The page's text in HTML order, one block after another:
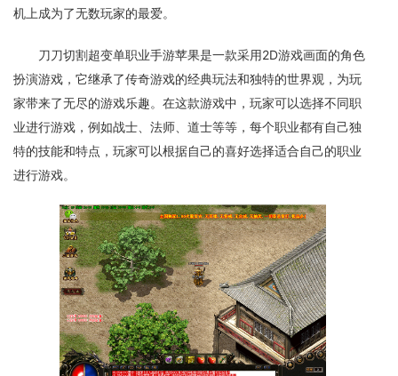
机上成为了无数玩家的最爱。
刀刀切割超变单职业手游苹果是一款采用2D游戏画面的角色
扮演游戏，它继承了传奇游戏的经典玩法和独特的世界观，为玩
家带来了无尽的游戏乐趣。在这款游戏中，玩家可以选择不同职
业进行游戏，例如战士、法师、道士等等，每个职业都有自己独
特的技能和特点，玩家可以根据自己的喜好选择适合自己的职业
进行游戏。